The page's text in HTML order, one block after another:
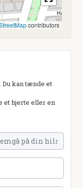
contributors
kan tænde et
et hjerte eller en